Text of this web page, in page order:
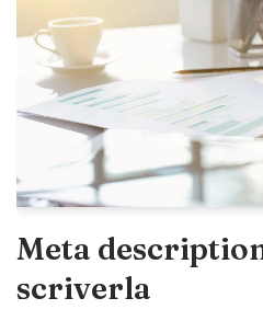
Meta
scriverla